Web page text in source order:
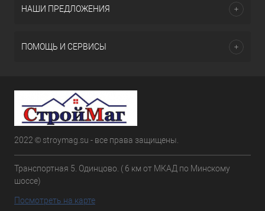
НАШИ ПРЕДЛОЖЕНИЯ
ПОМОЩЬ И СЕРВИСЫ
2022 © stroymag.su - все права защищены.
Транспортная 5. Одинцово. ( 6 км от МКАД по Минскому
шоссе)
Посмотреть на карте